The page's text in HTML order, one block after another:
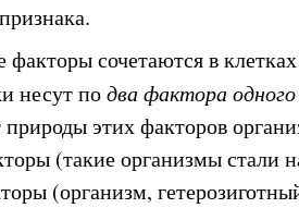
факторы сочетаются в
несут подва фактора
этих факторов
(такие организмы стали
(организм,